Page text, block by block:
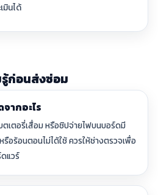
มินได้
ก่อนส่งซ่อม
ากอะไร
ตเตอรี่เสื่อม หรือชิปจ่ายไฟบนบอร์ดมี
อร้อนตอนไม่ได้ใช้ ควรให้ช่างตรวจเพื่อ
แวร์